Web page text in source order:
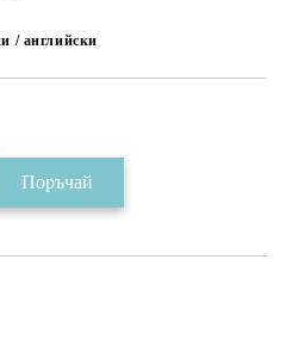
/ английски